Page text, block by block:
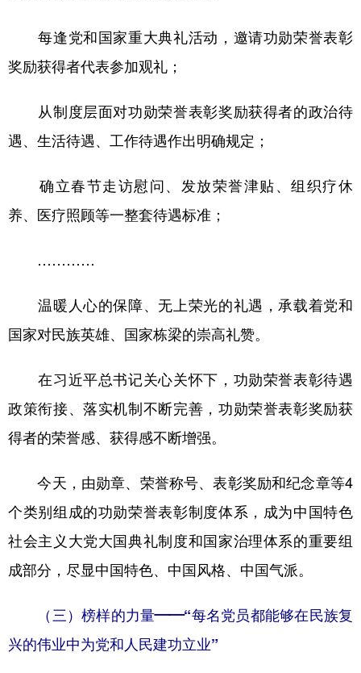
每逢党和国家重大典礼活动，邀请功勋荣誉表彰
奖励获得者代表参加观礼；
从制度层面对功勋荣誉表彰奖励获得者的政治待
遇、生活待遇、工作待遇作出明确规定；
确立春节走访慰问、发放荣誉津贴、组织疗休
养、医疗照顾等一整套待遇标准；
温暖人心的保障、无上荣光的礼遇，承载着党和
国家对民族英雄、国家栋梁的崇高礼赞。
在习近平总书记关心关怀下，功勋荣誉表彰待遇
政策衔接、落实机制不断完善，功勋荣誉表彰奖励获
得者的荣誉感、获得感不断增强。
今天，由勋章、荣誉称号、表彰奖励和纪念章等4
个类别组成的功勋荣誉表彰制度体系，成为中国特色
社会主义大党大国典礼制度和国家治理体系的重要组
成部分，尽显中国特色、中国风格、中国气派。
（三）榜样的力量——“每名党员都能够在民族复
兴的伟业中为党和人民建功立业”